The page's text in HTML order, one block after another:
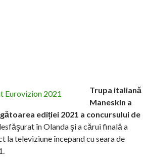
Trupa italiană
Maneskin a
ediției 2021 a concursului de
în Olanda şi a cărui finală a
la televiziune începand cu seara de